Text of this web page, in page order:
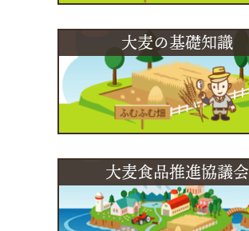
大麦の基礎知識
大麦食品推進協議会